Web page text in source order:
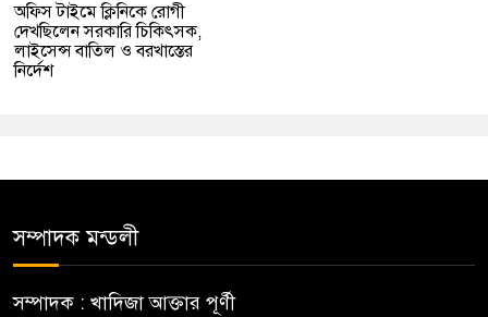
অফিস টাইমে ক্লিনিকে রোগী
দেখছিলেন সরকারি চিকিৎসক,
লাইসেন্স বাতিল ও বরখাস্তের
নির্দেশ
সম্পাদক মন্ডলী
সম্পাদক : খাদিজা আক্তার পূর্ণী